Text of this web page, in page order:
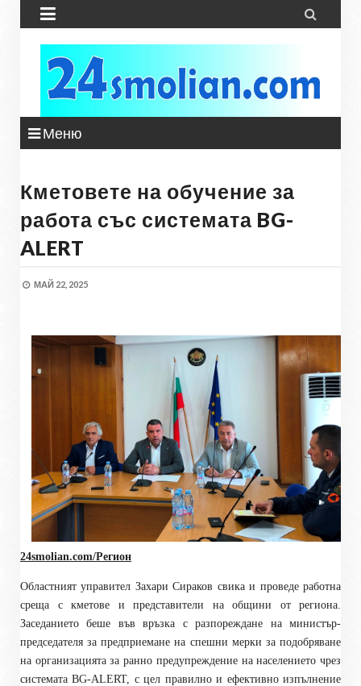
 
Меню
Кметовете на обучение за
работа със системата BG-
ALERT
МАЙ 22, 2025
24smolian.com/Регион
Областният управител Захари Сираков свика и проведе работна
среща с кметове и представители на общини от региона.
Заседанието беше във връзка с разпореждане на министър-
председателя за предприемане на спешни мерки за подобряване
на организацията за ранно предупреждение на населението чрез
системата BG-ALERT, с цел правилно и ефективно изпълнение